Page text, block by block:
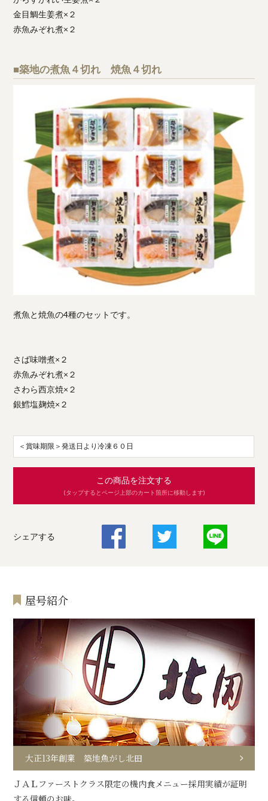
金目鯛生姜煮×２
赤魚みぞれ煮×２
■築地の煮魚４切れ 焼魚４切れ
煮魚と焼魚の4種のセットです。
さば味噌煮×２
赤魚みぞれ煮×２
さわら西京焼×２
銀鱈塩麹焼×２
＜賞味期限＞発送日より冷凍６０日
この商品を注文する
(タップするとページ上部のカート箇所に移動します)
シェアする
屋号紹介
大正13年創業 築地魚がし北田
ＪＡＬファーストクラス限定の機内食メニュー採用実績が証明
する信頼のお味。